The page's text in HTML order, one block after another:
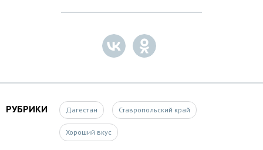
РУБРИКИ Дагестан Ставропольский край
Хороший вкус